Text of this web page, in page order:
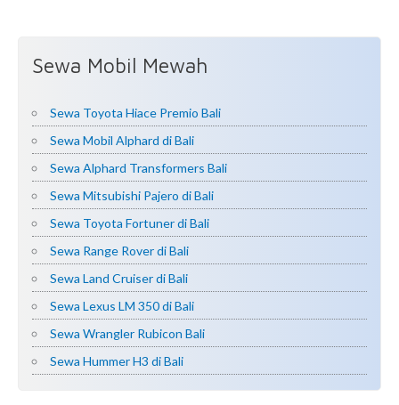
Sewa Mobil Mewah
Sewa Toyota Hiace Premio Bali
Sewa Mobil Alphard di Bali
Sewa Alphard Transformers Bali
Sewa Mitsubishi Pajero di Bali
Sewa Toyota Fortuner di Bali
Sewa Range Rover di Bali
Sewa Land Cruiser di Bali
Sewa Lexus LM 350 di Bali
Sewa Wrangler Rubicon Bali
Sewa Hummer H3 di Bali